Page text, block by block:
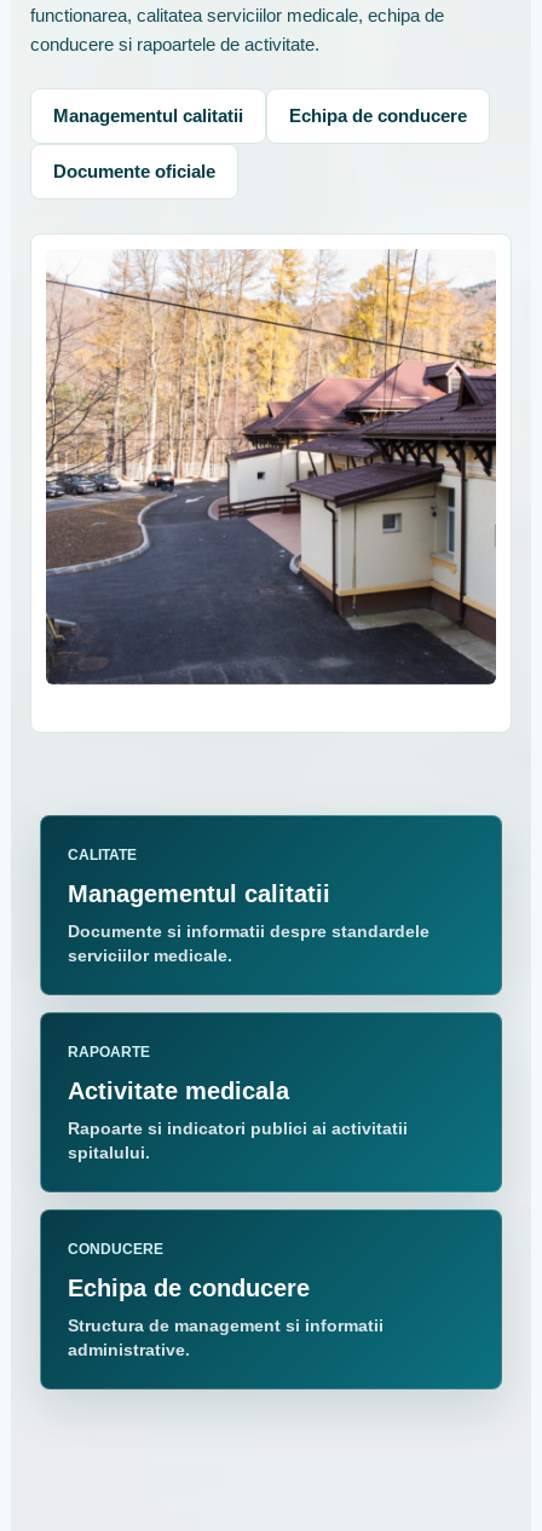
functionarea, calitatea serviciilor medicale, echipa de
conducere si rapoartele de activitate.
Managementul calitatii Echipa de conducere
Documente oficiale
CALITATE
Managementul calitatii
Documente si informatii despre standardele
serviciilor medicale.
RAPOARTE
Activitate medicala
Rapoarte si indicatori publici ai activitatii
spitalului.
CONDUCERE
Echipa de conducere
Structura de management si informatii
administrative.